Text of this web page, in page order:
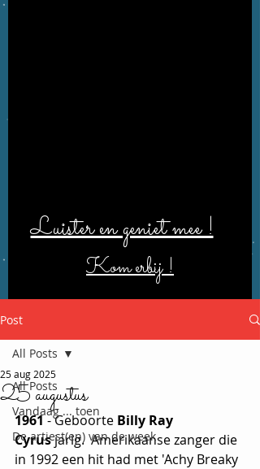
Luister en geniet mee !
Kom erbij !
Post
All Posts
Vandaag ... toen
De artiest(en) van de week
All Posts
25 augustus
25 aug 2025
1961 - Geboorte Billy Ray
Cyrus jarig.  Amerikaanse zanger die
in 1992 een hit had met 'Achy Breaky